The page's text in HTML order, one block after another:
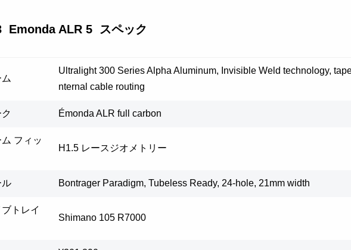
Emonda ALR 5 スペック
Ultralight 300 Series Alpha Aluminum, Invisible Weld technology,
nternal cable routing
Émonda ALR full carbon
フィッ
H1.5 レースジオメトリー
ル Bontrager Paradigm, Tubeless Ready, 24-hole, 21mm width
トレイ
Shimano 105 R7000